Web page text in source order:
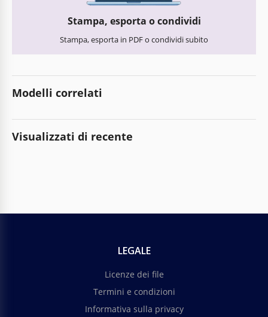
Stampa, esporta o condividi
Stampa, esporta in PDF o condividi subito
Modelli correlati
Visualizzati di recente
LEGALE
Licenze dei file
Termini e condizioni
Informativa sulla privacy